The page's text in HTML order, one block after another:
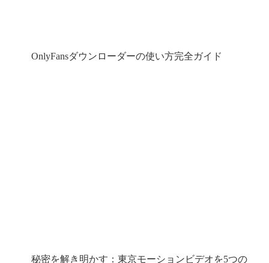
OnlyFansダウンローダーの使い方完全ガイド
秘密を解き明かす：東京モーションビデオを5つの